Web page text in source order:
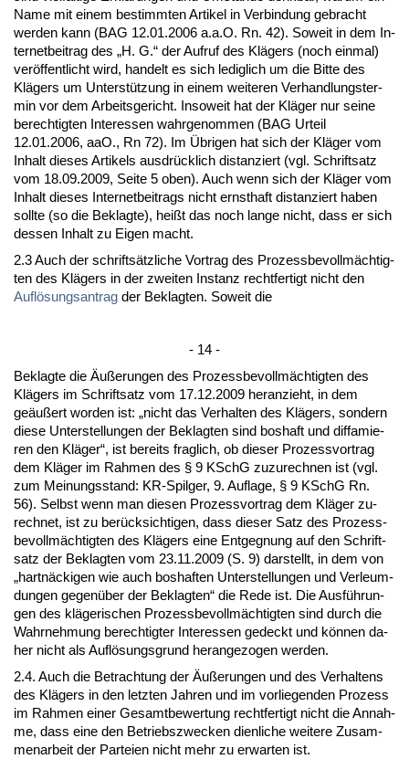
Na­me mit ei­nem be­stimm­ten Ar­ti­kel in Ver­bin­dung ge­bracht
wer­den kann (BAG 12.01.2006 a.a.O. Rn. 42). So­weit in dem In­
ter­net­bei­trag des „H. G.“ der Auf­ruf des Klägers (noch ein­mal)
veröffent­licht wird, han­delt es sich le­dig­lich um die Bit­te des
Klägers um Un­terstützung in ei­nem wei­te­ren Ver­hand­lungs­ter­
min vor dem Ar­beits­ge­richt. In­so­weit hat der Kläger nur sei­ne
be­rech­tig­ten In­ter­es­sen wahr­ge­nom­men (BAG Ur­teil
12.01.2006, aaO., Rn 72). Im Übri­gen hat sich der Kläger vom
In­halt die­ses Ar­ti­kels aus­drück­lich dis­tan­ziert (vgl. Schrift­satz
vom 18.09.2009, Sei­te 5 oben). Auch wenn sich der Kläger vom
In­halt die­ses In­ter­net­bei­trags nicht ernst­haft dis­tan­ziert ha­ben
soll­te (so die Be­klag­te), heißt das noch lan­ge nicht, dass er sich
des­sen In­halt zu Ei­gen macht.
2.3 Auch der schriftsätz­li­che Vor­trag des Pro­zess­be­vollmäch­tig­
ten des Klägers in der zwei­ten In­stanz recht­fer­tigt nicht den
Auflösungs­an­trag der Be­klag­ten. So­weit die
- 14 -
Be­klag­te die Äußerun­gen des Pro­zess­be­vollmäch­tig­ten des
Klägers im Schrift­satz vom 17.12.2009 her­an­zieht, in dem
geäußert wor­den ist: „nicht das Ver­hal­ten des Klägers, son­dern
die­se Un­ter­stel­lun­gen der Be­klag­ten sind bos­haft und dif­fa­mie­
ren den Kläger“, ist be­reits frag­lich, ob die­ser Pro­zess­vor­trag
dem Kläger im Rah­men des § 9 KSchG zu­zu­rech­nen ist (vgl.
zum Mei­nungs­stand: KR-Spil­ger, 9. Auf­la­ge, § 9 KSchG Rn.
56). Selbst wenn man die­sen Pro­zess­vor­trag dem Kläger zu­
rech­net, ist zu berück­sich­ti­gen, dass die­ser Satz des Pro­zess­
be­vollmäch­tig­ten des Klägers ei­ne Ent­geg­nung auf den Schrift­
satz der Be­klag­ten vom 23.11.2009 (S. 9) dar­stellt, in dem von
„hartnäcki­gen wie auch bos­haf­ten Un­ter­stel­lun­gen und Ver­leum­
dun­gen ge­genüber der Be­klag­ten“ die Re­de ist. Die Ausführun­
gen des kläge­ri­schen Pro­zess­be­vollmäch­tig­ten sind durch die
Wahr­neh­mung be­rech­tig­ter In­ter­es­sen ge­deckt und können da­
her nicht als Auflösungs­grund her­an­ge­zo­gen wer­den.
2.4. Auch die Be­trach­tung der Äußerun­gen und des Ver­hal­tens
des Klägers in den letz­ten Jah­ren und im vor­lie­gen­den Pro­zess
im Rah­men ei­ner Ge­samt­be­wer­tung recht­fer­tigt nicht die An­nah­
me, dass ei­ne den Be­triebs­zwe­cken dien­li­che wei­te­re Zu­sam­
men­ar­beit der Par­tei­en nicht mehr zu er­war­ten ist.